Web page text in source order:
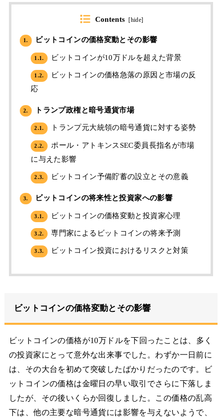
Contents [hide]
1. ビットコインの価格変動とその影響
1.1. ビットコインが10万ドルを超えた背景
1.2.
ビットコインの価格急落の原因と市場の反
応
2. トランプ政権と暗号通貨市場
2.1. トランプ元大統領の暗号通貨に対する姿勢
2.2.
ポール・アトキンスSEC委員長指名が市場
に与えた影響
2.3. ビットコイン予備貯蓄の設立とその意義
3. ビットコインの将来性と投資家への影響
3.1. ビットコインの価格変動と投資家心理
3.2. 専門家によるビットコインの将来予測
3.3. ビットコイン投資におけるリスクと対策
ビットコインの価格変動とその影響
ビットコインの価格が10万ドルを下回ったことは、多く
の投資家にとって意外な出来事でした。わずか一日前に
は、その大台を初めて突破したばかりだったのです。ビ
ットコインの価格は金曜日の早い取引でさらに下落しま
したが、その後いくらか回復しました。この価格の乱高
下は、他の主要な暗号通貨には影響を与えないようで、